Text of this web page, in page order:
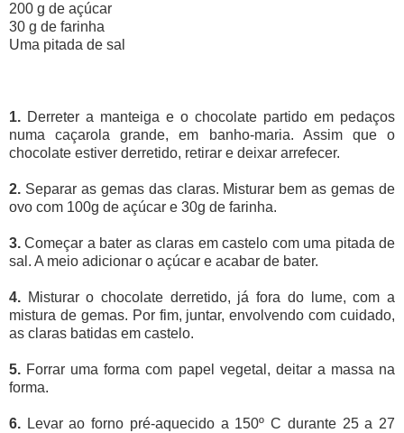
200 g de açúcar
30 g de farinha
Uma pitada de sal
1. Derreter a manteiga e o chocolate partido em pedaços
numa caçarola grande, em banho-maria. Assim que o
chocolate estiver derretido, retirar e deixar arrefecer.
2. Separar as gemas das claras. Misturar bem as gemas de
ovo com 100g de açúcar e 30g de farinha.
3. Começar a bater as claras em castelo com uma pitada de
sal. A meio adicionar o açúcar e acabar de bater.
4. Misturar o chocolate derretido, já fora do lume, com a
mistura de gemas. Por fim, juntar, envolvendo com cuidado,
as claras batidas em castelo.
5. Forrar uma forma com papel vegetal, deitar a massa na
forma.
6. Levar ao forno pré-aquecido a 150º C durante 25 a 27